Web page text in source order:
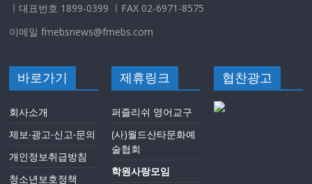
ㅣ대표번호 1899-0399 ㅣFAX 02-6971-8575
이메일 fmebsnews@fmebs.com
바로가기
회사소개
제보‧광고‧신고‧문의
개인정보취급방침
청소년보호정책
제휴링크
퍼즐리쉬 영어교구
(사)월드산타문화예
술협회
학원사랑모임
협찬광고